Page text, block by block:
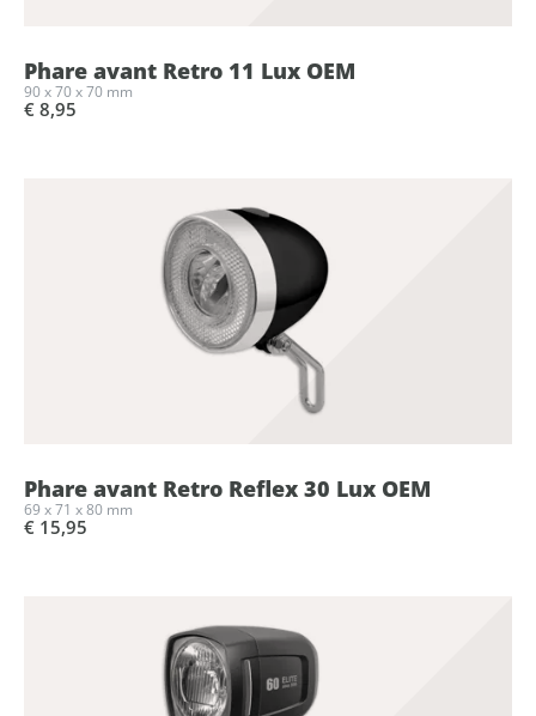
Phare avant Retro 11 Lux OEM
90 x 70 x 70 mm
€ 8,95
Phare avant Retro Reflex 30 Lux OEM
69 x 71 x 80 mm
€ 15,95